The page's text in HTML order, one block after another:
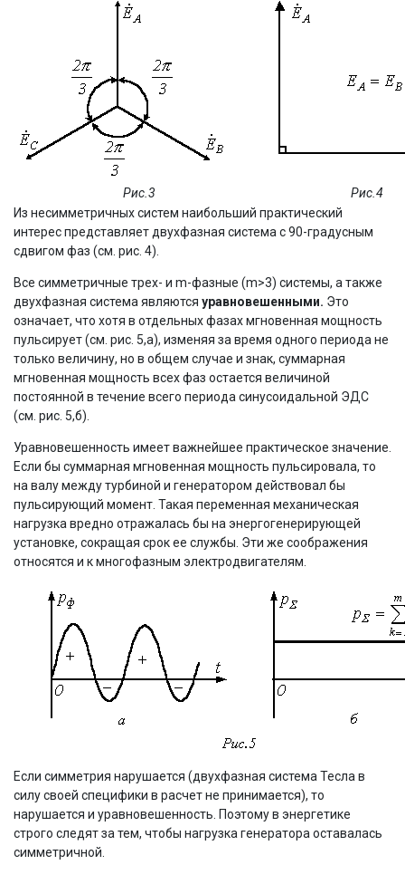
Рис.3
Рис.4
Из несимметричных систем наибольший практический
интерес представляет двухфазная система с 90-градусным
сдвигом фаз (см. рис. 4).
Все симметричные трех- и m-фазные (m>3) системы, а также
двухфазная система являются уравновешенными. Это
означает, что хотя в отдельных фазах мгновенная мощность
пульсирует (см. рис. 5,а), изменяя за время одного периода не
только величину, но в общем случае и знак, суммарная
мгновенная мощность всех фаз остается величиной
постоянной в течение всего периода синусоидальной ЭДС
(см. рис. 5,б).
Уравновешенность имеет важнейшее практическое значение.
Если бы суммарная мгновенная мощность пульсировала, то
на валу между турбиной и генератором действовал бы
пульсирующий момент. Такая переменная механическая
нагрузка вредно отражалась бы на энергогенерирующей
установке, сокращая срок ее службы. Эти же соображения
относятся и к многофазным электродвигателям.
Если симметрия нарушается (двухфазная система Тесла в
силу своей специфики в расчет не принимается), то
нарушается и уравновешенность. Поэтому в энергетике
строго следят за тем, чтобы нагрузка генератора оставалась
симметричной.